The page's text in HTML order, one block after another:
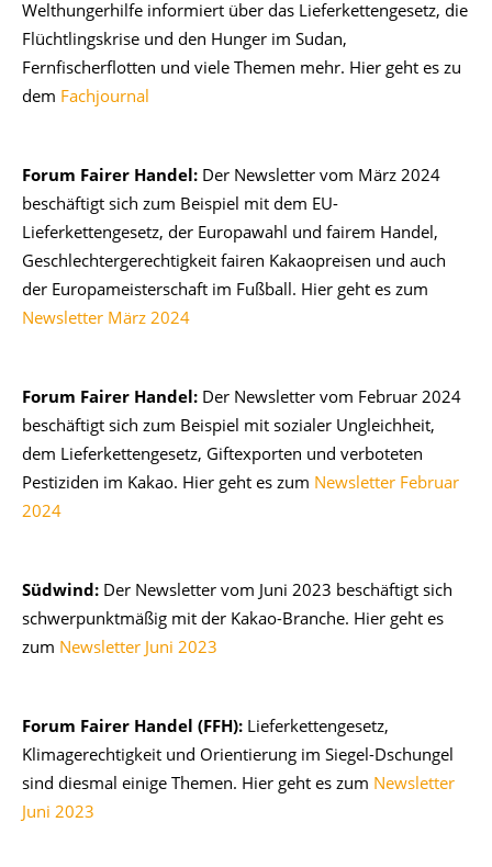
Welthungerhilfe informiert über das Lieferkettengesetz, die
Flüchtlingskrise und den Hunger im Sudan,
Fernfischerflotten und viele Themen mehr. Hier geht es zu
dem Fachjournal
Forum Fairer Handel: Der Newsletter vom März 2024
beschäftigt sich zum Beispiel mit dem EU-
Lieferkettengesetz, der Europawahl und fairem Handel,
Geschlechtergerechtigkeit fairen Kakaopreisen und auch
der Europameisterschaft im Fußball. Hier geht es zum
Newsletter März 2024
Forum Fairer Handel: Der Newsletter vom Februar 2024
beschäftigt sich zum Beispiel mit sozialer Ungleichheit,
dem Lieferkettengesetz, Giftexporten und verboteten
Pestiziden im Kakao. Hier geht es zum Newsletter Februar
2024
Südwind: Der Newsletter vom Juni 2023 beschäftigt sich
schwerpunktmäßig mit der Kakao-Branche. Hier geht es
zum Newsletter Juni 2023
Forum Fairer Handel (FFH): Lieferkettengesetz,
Klimagerechtigkeit und Orientierung im Siegel-Dschungel
sind diesmal einige Themen. Hier geht es zum Newsletter
Juni 2023